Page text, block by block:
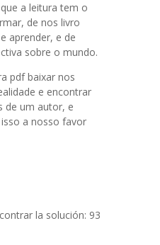
a leitura tem o
de nos livro
aprender, e de
sobre o mundo.
pdf baixar nos
e encontrar
de um autor, e
a nosso favor